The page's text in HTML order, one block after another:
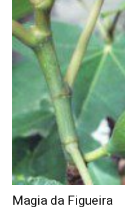
Magia da Figueira